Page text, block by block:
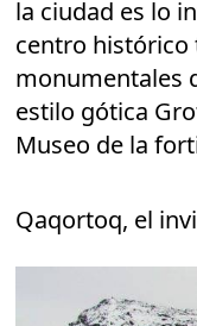
la ciudad es lo
centro histórico
monumentales
estilo gótica
Museo de la
Qaqortoq, el